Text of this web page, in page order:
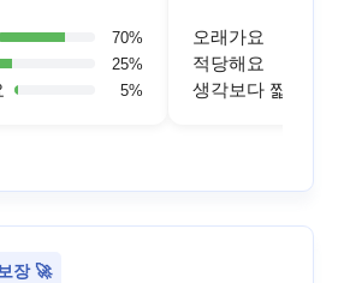
70%
25%
5%
오래가요
적당해요
생각보다 짧아요
장 🚀